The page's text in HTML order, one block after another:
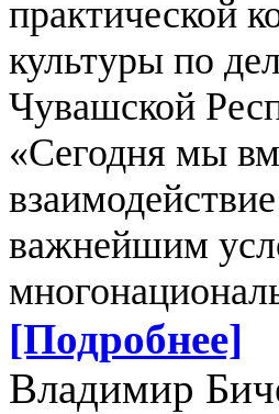
практической
культуры по
Чувашской
«Сегодня мы
важнейшим
[Подробнее]
Владимир